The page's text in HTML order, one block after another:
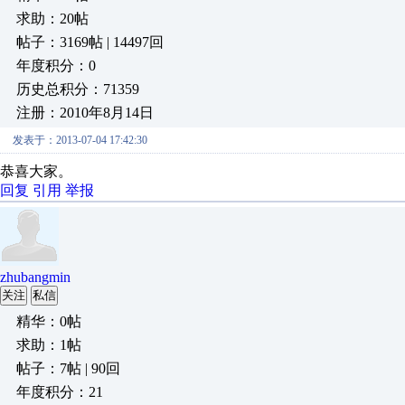
求助：20帖
帖子：3169帖 | 14497回
年度积分：0
历史总积分：71359
注册：2010年8月14日
发表于：2013-07-04 17:42:30
恭喜大家。
回复 引用 举报
zhubangmin
关注 私信
精华：0帖
求助：1帖
帖子：7帖 | 90回
年度积分：21